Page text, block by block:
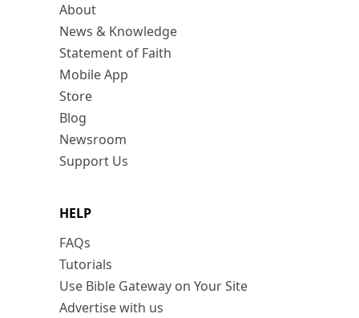
About
News & Knowledge
Statement of Faith
Mobile App
Store
Blog
Newsroom
Support Us
HELP
FAQs
Tutorials
Use Bible Gateway on Your Site
Advertise with us